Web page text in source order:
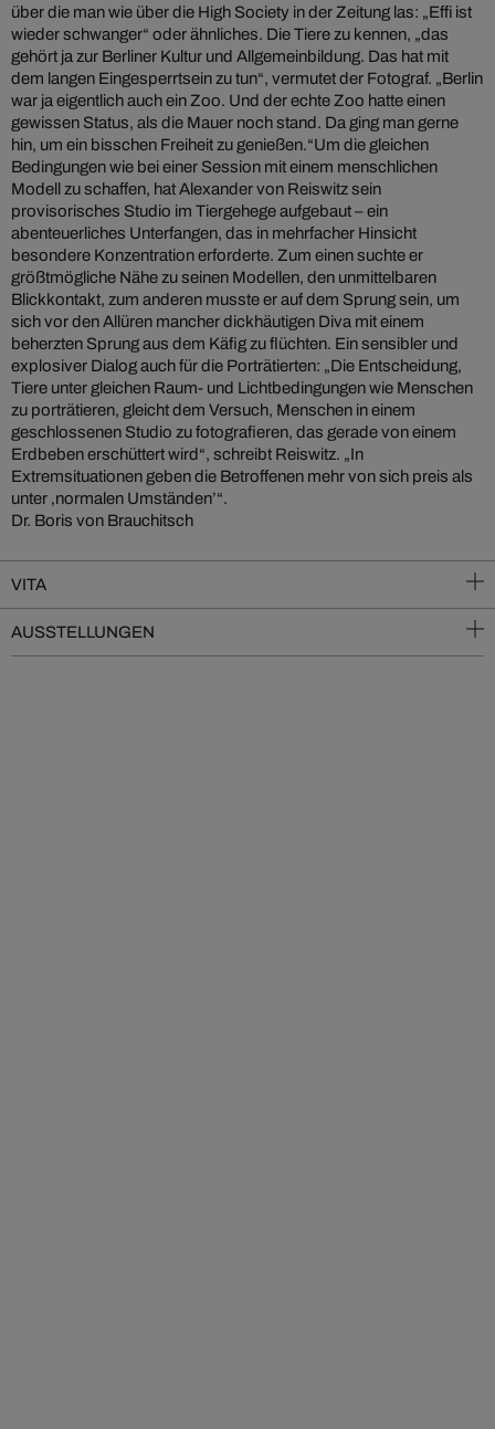
über die man wie über die High Society in der Zeitung las: „Effi ist
wieder schwanger“ oder ähnliches. Die Tiere zu kennen, „das
gehört ja zur Berliner Kultur und Allgemeinbildung. Das hat mit
dem langen Eingesperrtsein zu tun“, vermutet der Fotograf. „Berlin
war ja eigentlich auch ein Zoo. Und der echte Zoo hatte einen
gewissen Status, als die Mauer noch stand. Da ging man gerne
hin, um ein bisschen Freiheit zu genießen.“Um die gleichen
Bedingungen wie bei einer Session mit einem menschlichen
Modell zu schaffen, hat Alexander von Reiswitz sein
provisorisches Studio im Tiergehege aufgebaut – ein
abenteuerliches Unterfangen, das in mehrfacher Hinsicht
besondere Konzentration erforderte. Zum einen suchte er
größtmögliche Nähe zu seinen Modellen, den unmittelbaren
Blickkontakt, zum anderen musste er auf dem Sprung sein, um
sich vor den Allüren mancher dickhäutigen Diva mit einem
beherzten Sprung aus dem Käfig zu flüchten. Ein sensibler und
explosiver Dialog auch für die Porträtierten: „Die Entscheidung,
Tiere unter gleichen Raum- und Lichtbedingungen wie Menschen
zu porträtieren, gleicht dem Versuch, Menschen in einem
geschlossenen Studio zu fotografieren, das gerade von einem
Erdbeben erschüttert wird“, schreibt Reiswitz. „In
Extremsituationen geben die Betroffenen mehr von sich preis als
unter ‚normalen Umständen’“.
Dr. Boris von Brauchitsch
VITA
AUSSTELLUNGEN